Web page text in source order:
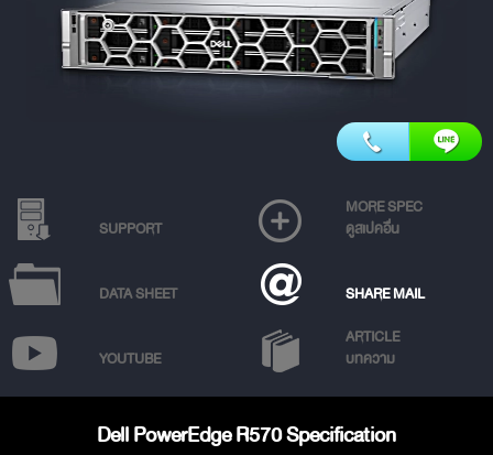
SUPPORT
MORE SPEC
ดูสเปคอื่น
DATA SHEET SHARE MAIL
YOUTUBE
ARTICLE
บทความ
Dell PowerEdge R570 Specification